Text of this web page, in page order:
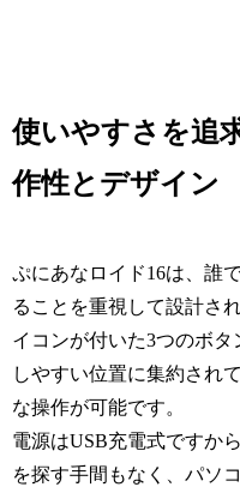
使いやすさを追
作性とデザイン
ぷにあなロイド16は、誰
ることを重視して設計さ
イコンが付いた3つのボタ
しやすい位置に集約され
な操作が可能です。
電源はUSB充電式ですか
を探す手間もなく、パソ